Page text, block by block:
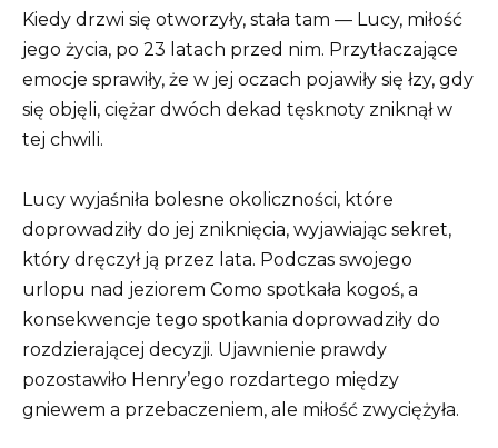
Kiedy drzwi się otworzyły, stała tam — Lucy, miłość
jego życia, po 23 latach przed nim. Przytłaczające
emocje sprawiły, że w jej oczach pojawiły się łzy, gdy
się objęli, ciężar dwóch dekad tęsknoty zniknął w
tej chwili.
Lucy wyjaśniła bolesne okoliczności, które
doprowadziły do jej zniknięcia, wyjawiając sekret,
który dręczył ją przez lata. Podczas swojego
urlopu nad jeziorem Como spotkała kogoś, a
konsekwencje tego spotkania doprowadziły do
rozdzierającej decyzji. Ujawnienie prawdy
pozostawiło Henry’ego rozdartego między
gniewem a przebaczeniem, ale miłość zwyciężyła.